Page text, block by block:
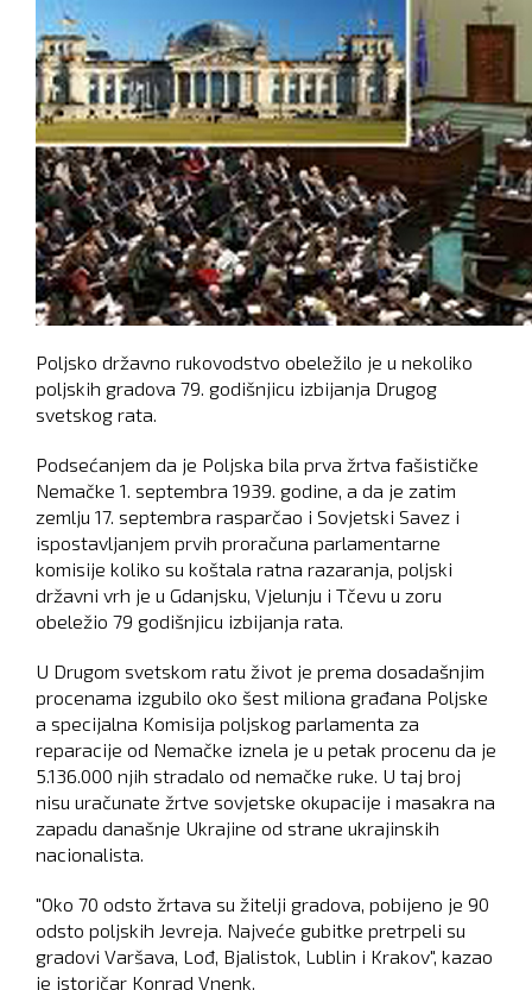
Poljsko državno rukovodstvo obeležilo je u nekoliko
poljskih gradova 79. godišnjicu izbijanja Drugog
svetskog rata.
Podsećanjem da je Poljska bila prva žrtva fašističke
Nemačke 1. septembra 1939. godine, a da je zatim
zemlju 17. septembra rasparčao i Sovjetski Savez i
ispostavljanjem prvih proračuna parlamentarne
komisije koliko su koštala ratna razaranja, poljski
državni vrh je u Gdanjsku, Vjelunju i Tčevu u zoru
obeležio 79 godišnjicu izbijanja rata.
U Drugom svetskom ratu život je prema dosadašnjim
procenama izgubilo oko šest miliona građana Poljske
a specijalna Komisija poljskog parlamenta za
reparacije od Nemačke iznela je u petak procenu da je
5.136.000 njih stradalo od nemačke ruke. U taj broj
nisu uračunate žrtve sovjetske okupacije i masakra na
zapadu današnje Ukrajine od strane ukrajinskih
nacionalista.
"Oko 70 odsto žrtava su žitelji gradova, pobijeno je 90
odsto poljskih Jevreja. Najveće gubitke pretrpeli su
gradovi Varšava, Lođ, Bjalistok, Lublin i Krakov", kazao
je istoričar Konrad Vnenk.